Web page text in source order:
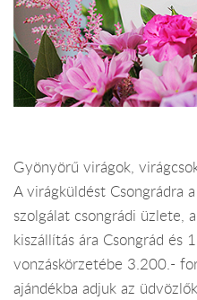
Gyönyörű virágok,
A virágküldést Csongrádra
szolgálat csongrádi üzlete,
kiszállítás ára Csongrád és
vonzáskörzetébe 3.200.-
ajándékba adjuk az